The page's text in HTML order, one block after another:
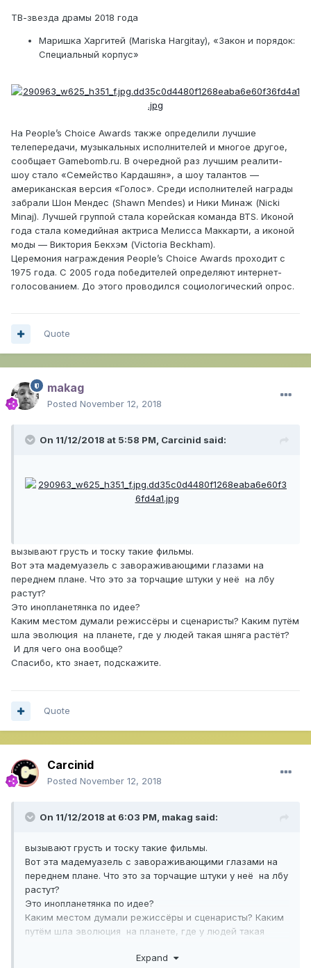
ТВ-звезда драмы 2018 года
Маришка Харгитей (Mariska Hargitay), «Закон и порядок:
Специальный корпус»
На People’s Choice Awards также определили лучшие
телепередачи, музыкальных исполнителей и многое другое,
сообщает Gamebomb.ru. В очередной раз лучшим реалити-
шоу стало «Семейство Кардашян», а шоу талантов —
американская версия «Голос». Среди исполнителей награды
забрали Шон Мендес (Shawn Mendes) и Ники Минаж (Nicki
Minaj). Лучшей группой стала корейская команда BTS. Иконой
года стала комедийная актриса Мелисса Маккарти, а иконой
моды — Виктория Бекхэм (Victoria Beckham).
Церемония награждения People’s Choice Awards проходит с
1975 года. С 2005 года победителей определяют интернет-
голосованием. До этого проводился социологический опрос.
Quote
makag
Posted November 12, 2018
On 11/12/2018 at 5:58 PM, Carcinid said:
вызывают грусть и тоску такие фильмы.
Вот эта мадемуазель с завораживающими глазами на
переднем плане. Что это за торчащие штуки у неё на лбу
растут?
Это инопланетянка по идее?
Каким местом думали режиссёры и сценаристы? Каким путём
шла эволюция на планете, где у людей такая шняга растёт?
И для чего она вообще?
Спасибо, кто знает, подскажите.
Quote
Carcinid
Posted November 12, 2018
On 11/12/2018 at 6:03 PM, makag said:
вызывают грусть и тоску такие фильмы.
Вот эта мадемуазель с завораживающими глазами на
переднем плане. Что это за торчащие штуки у неё на лбу
растут?
Это инопланетянка по идее?
Каким местом думали режиссёры и сценаристы? Каким
путём шла эволюция на планете, где у людей такая
Спасибо, кто знает, подскажите.
Expand